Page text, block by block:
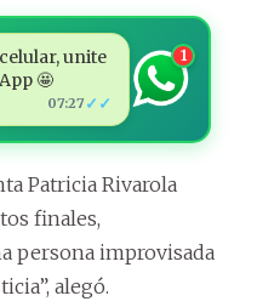
unite
🤩
07:27 ✓✓
1
Patricia Rivarola
finales,
persona improvisada
alegó.